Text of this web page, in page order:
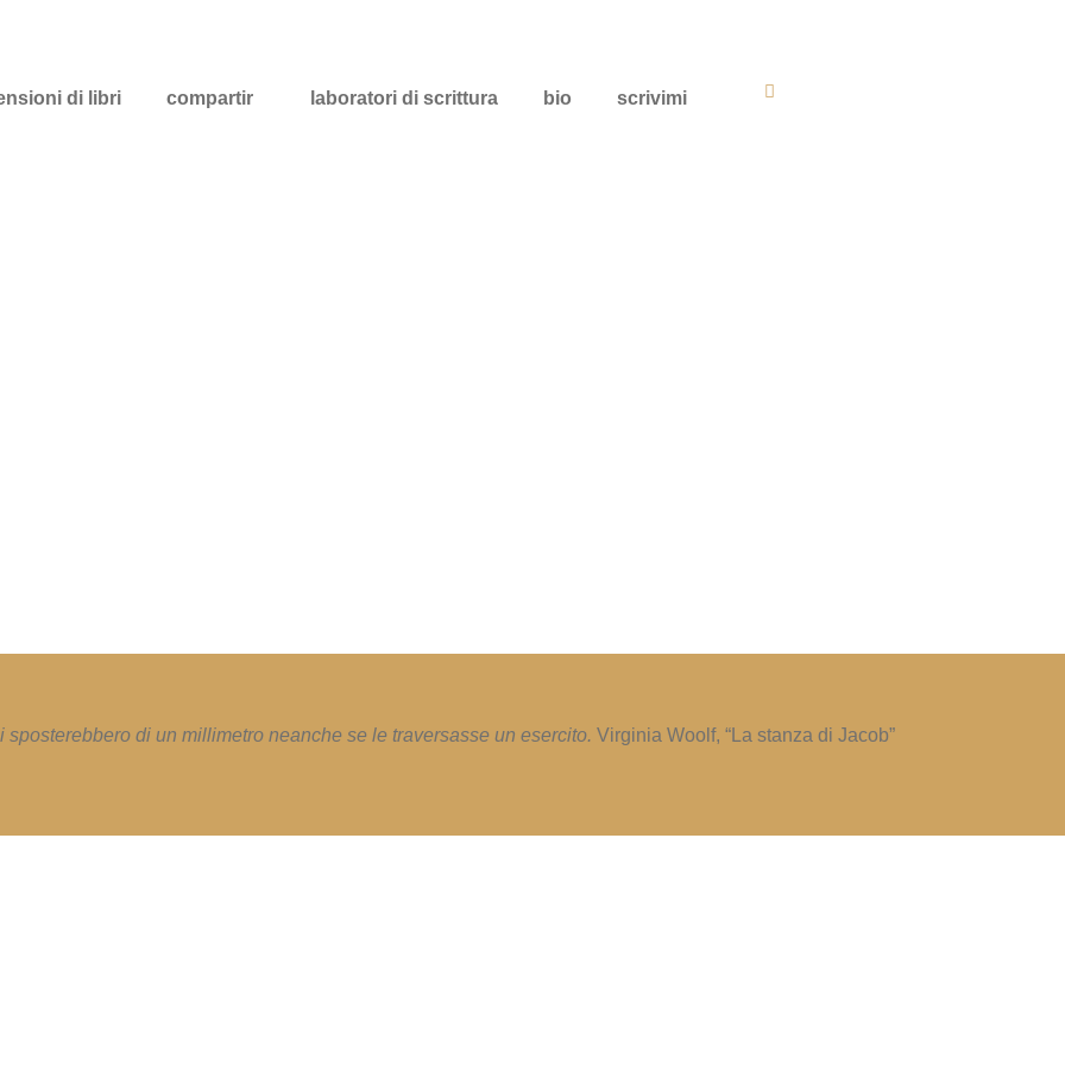
di libri compartir laboratori di scrittura bio scrivimi
sposterebbero di un millimetro neanche se le traversasse un esercito. Virginia Woolf, “La stanza di Jacob”